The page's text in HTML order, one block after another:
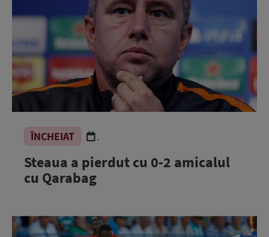
ÎNCHEIAT .
Steaua a pierdut cu 0-2 amicalul
cu Qarabag